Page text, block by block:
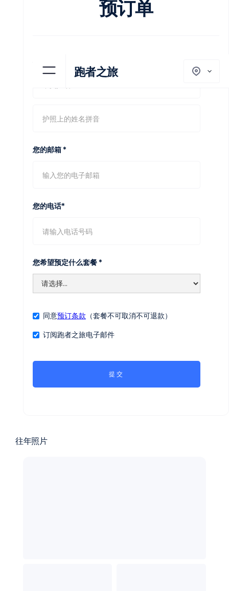
预订单
跑者之旅
您的邮箱 *
您的电话*
您希望预定什么套餐 *
同意预订条款 （套餐不可取消不可退款）
订阅跑者之旅电子邮件
往年照片